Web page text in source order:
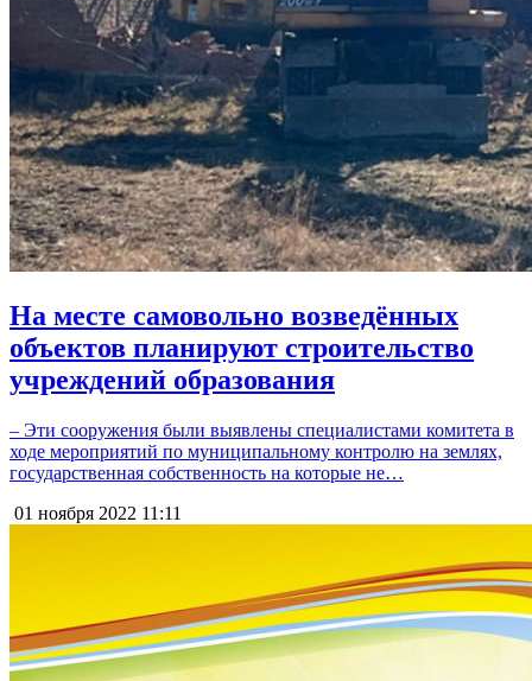
На месте самовольно возведённых
объектов планируют строительство
учреждений образования
– Эти сооружения были выявлены специалистами комитета в
ходе мероприятий по муниципальному контролю на землях,
государственная собственность на которые не…
01 ноября 2022 11:11